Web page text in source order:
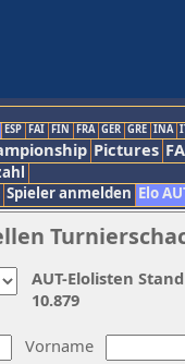
ESP FAI FIN FRA GER GRE INA
Pictures
Spieler anmelden Elo
Vorname
AUT-Elolisten
10.879